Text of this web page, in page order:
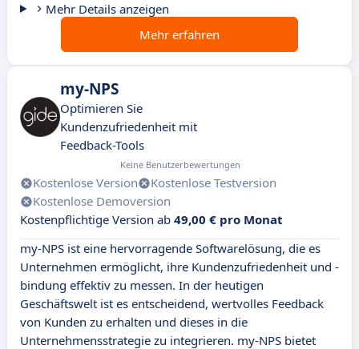
Mehr Details anzeigen
Mehr erfahren
my-NPS
Optimieren Sie
Kundenzufriedenheit mit
Feedback-Tools
Keine Benutzerbewertungen
Kostenlose Version
Kostenlose Testversion
Kostenlose Demoversion
Kostenpflichtige Version ab 49,00 € pro Monat
my-NPS ist eine hervorragende Softwarelösung, die es
Unternehmen ermöglicht, ihre Kundenzufriedenheit und -
bindung effektiv zu messen. In der heutigen
Geschäftswelt ist es entscheidend, wertvolles Feedback
von Kunden zu erhalten und dieses in die
Unternehmensstrategie zu integrieren. my-NPS bietet